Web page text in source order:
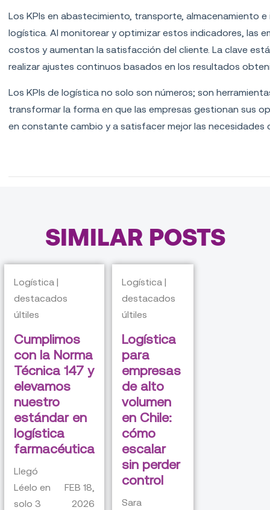
Los KPIs en abastecimiento, transporte, almacenamiento
logística. Al monitorear y optimizar estos indicadores, las
costos y aumentan la satisfacción del cliente. La clave
realizar ajustes continuos basados en los resultados
Los KPIs de logística no solo son números; son
transformar la forma en que las empresas gestionan sus
en constante cambio y a satisfacer mejor las necesidades
SIMILAR POSTS
Logística |
destacados
últiles
Cumplimos
con la Norma
Técnica 147 y
elevamos
nuestro
estándar en
logística
farmacéutica
Llegó
Léelo en
solo 3
FEB 18,
2026
Logística |
destacados
últiles
Logística
para
empresas
de alto
volumen
en Chile:
cómo
escalar
sin perder
control
Sara